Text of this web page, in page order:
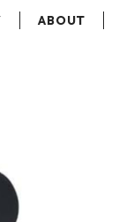
ABOUT